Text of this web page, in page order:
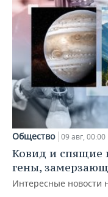
Общество 09 авг, 00:00
Ковид и спящие
гены,
Интересные новости